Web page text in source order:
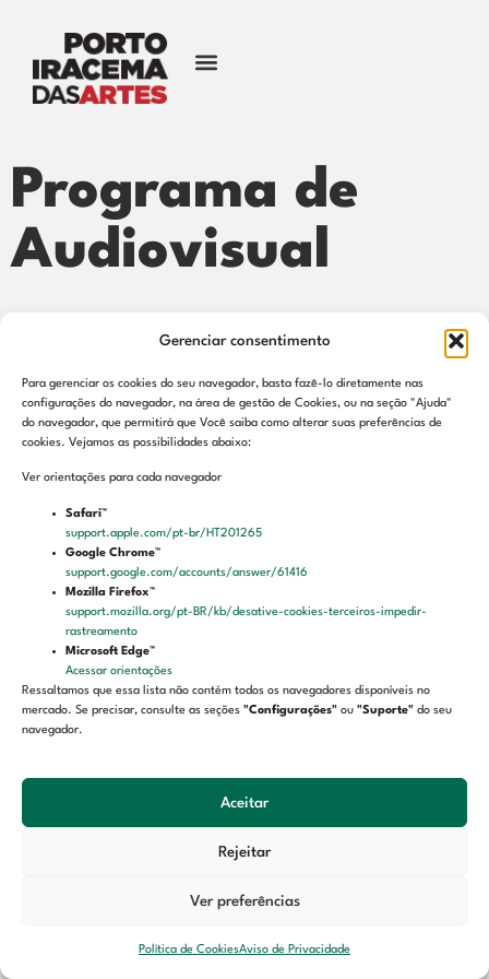
Gerenciar consentimento
Para gerenciar os cookies do seu navegador, basta fazê-lo diretamente nas
configurações do navegador, na área de gestão de Cookies, ou na seção "Ajuda"
do navegador, que permitirá que Você saiba como alterar suas preferências de
cookies. Vejamos as possibilidades abaixo:
Ver orientações para cada navegador
Safari™
support.apple.com/pt-br/HT201265
Google Chrome™
support.google.com/accounts/answer/61416
Mozilla Firefox™
support.mozilla.org/pt-BR/kb/desative-cookies-terceiros-impedir-
rastreamento
Microsoft Edge™
Acessar orientações
Ressaltamos que essa lista não contém todos os navegadores disponíveis no
mercado. Se precisar, consulte as seções "Configurações" ou "Suporte" do seu
navegador.
Aceitar
Rejeitar
Ver preferências
Política de CookiesAviso de Privacidade
Programa de
Audiovisual
Contato
Fortaleza – Ceará
LGPD
Aviso de privacidade
Termos de uso
Política de cookies